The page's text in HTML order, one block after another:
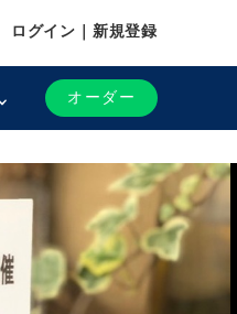
ログイン｜新規登録
オーダー